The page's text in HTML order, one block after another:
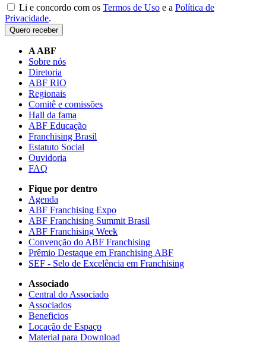
Li e concordo com os Termos de Uso e a Política de
Privacidade.
Quero receber
A ABF
Sobre nós
Diretoria
ABF RIO
Regionais
Comitê e comissões
Hall da fama
ABF Educação
Franchising Brasil
Estatuto Social
Ouvidoria
FAQ
Fique por dentro
Agenda
ABF Franchising Expo
ABF Franchising Summit Brasil
ABF Franchising Week
Convenção do ABF Franchising
Prêmio Destaque em Franchising ABF
SEF - Selo de Excelência em Franchising
Associado
Central do Associado
Associados
Beneficios
Locação de Espaço
Material para Download